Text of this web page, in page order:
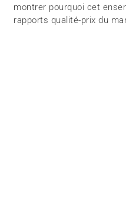
montrer pourquoi cet
rapports qualité-prix du